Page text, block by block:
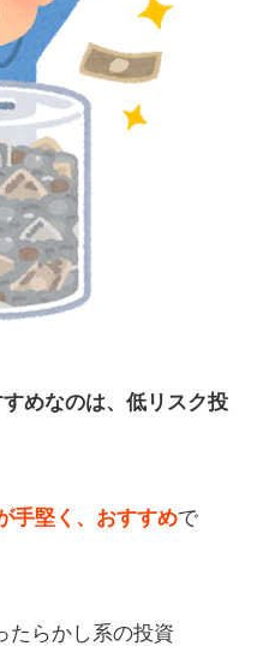
すめなのは、低リスク投
手堅く、おすすめで
たらかし系の投資